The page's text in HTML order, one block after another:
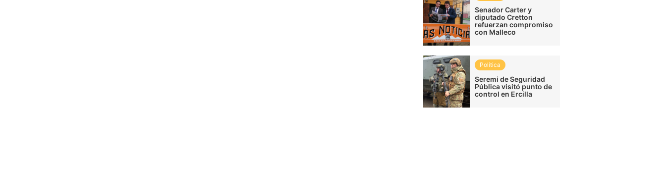
Senador Carter y
diputado Cretton
refuerzan compromiso
con Malleco
Política
Seremi de Seguridad
Pública visitó punto de
control en Ercilla